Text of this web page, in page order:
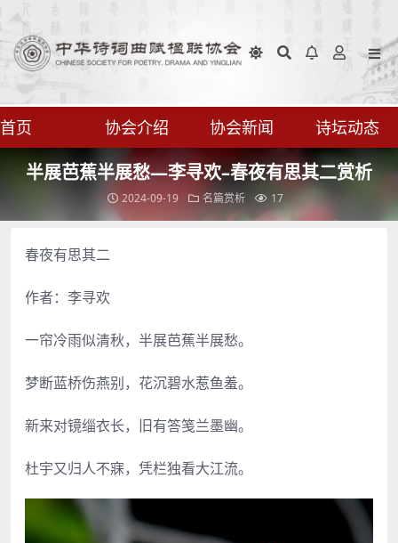
首页 协会介绍 协会新闻 诗坛动态
半展芭蕉半展愁—李寻欢–春夜有思其二赏析
2024-09-19 名篇赏析 17
春夜有思其二
作者：李寻欢
一帘冷雨似清秋，半展芭蕉半展愁。
梦断蓝桥伤燕别，花沉碧水惹鱼羞。
新来对镜缁衣长，旧有答笺兰墨幽。
杜宇又归人不寐，凭栏独看大江流。